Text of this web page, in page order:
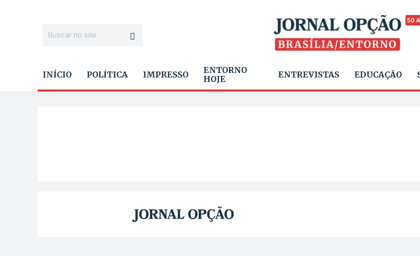
50
INÍCIO POLÍTICA IMPRESSO
ENTORNO
HOJE
ENTREVISTAS EDUCAÇÃO